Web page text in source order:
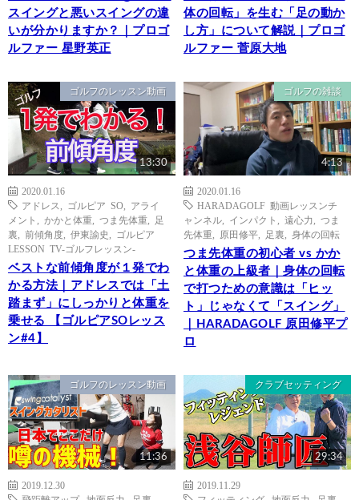
スイングと悪いスイングの違
いが分かりますか？｜プロゴ
ルファー 星野英正
体の回転」を生む「足の動か
し方」について解説｜プロゴ
ルファー 菅原大地
ゴルフのレッスン動画
13:30
2020.01.16
アドレス
ゴルピア SO
アライ
メント
かかと体重 つま先体重
足
裏
前傾角度 伊東諭史
ゴルピア
LESSON TV-ゴルフレッスン-
ベストな前傾角度が１発でわ
かる方法｜アドレスでは「土
踏まず」にしっかりと体重を
乗せる 【ゴルピアSOレッス
ン#4】
ゴルフの雑談
4:13
2020.01.16
HARADAGOLF 動画レッスンチ
ャンネル
インパクト 遠心力
つま
先体重
原田修平 足裏 身体の回転
つま先体重の初心者 vs かか
と体重の上級者｜身体の回転
で打つための意識は「ヒッ
ト」じゃなくて「スイング」
｜HARADAGOLF 原田修平プ
ロ
ゴルフのレッスン動画
11:36
2019.12.30
クラブセッティング
29:34
2019.11.29